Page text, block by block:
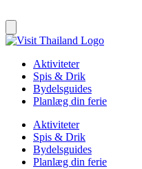
Aktiviteter
Spis & Drik
Bydelsguides
Planlæg din ferie
Aktiviteter
Spis & Drik
Bydelsguides
Planlæg din ferie